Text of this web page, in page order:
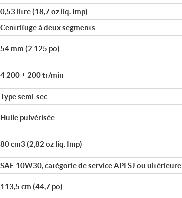
0,53 litre (18,7 oz liq. Imp)
Centrifuge à deux segments
54 mm (2 125 po)
4 200 ± 200 tr/min
Type semi-sec
Huile pulvérisée
80 cm3 (2,82 oz liq. Imp)
SAE 10W30, catégorie de service API SJ ou ultérieure
113,5 cm (44,7 po)